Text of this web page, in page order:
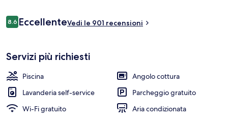
molto la piscina e il personale gentile.
Recensioni
8.68.6 su 10
EccellenteVedi le 901 recensioni
Servizi più richiesti
Piscina
Angolo cottura
Lavanderia self-service
Parcheggio gratuito
Wi-Fi gratuito
Aria condizionata